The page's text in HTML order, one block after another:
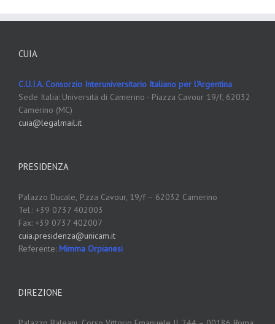
CUIA
C.U.I.A. Consorzio Interuniversitario Italiano per l'Argentina
Sede Italia: Università di Camerino - Piazza Cavour 19/f, 62032
Camerino (MC)
cuia@legalmail.it
PRESIDENZA
Palazzo Ducale, P.zza Cavour, 19/f – 62032 Camerino
Tel.: +39 0737 402003
Fax: +39 0737 402007
cuia.presidenza@unicam.it
Referente: Mimma Orpianesi
DIREZIONE